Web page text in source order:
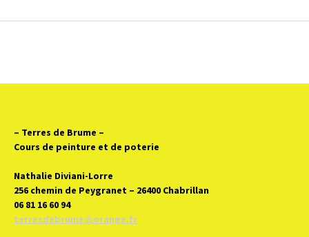
– Terres de Brume –
Cours de peinture et de poterie
Nathalie Diviani-Lorre
256 chemin de Peygranet – 26400 Chabrillan
06 81 16 60 94
terresdebrume@orange.fr